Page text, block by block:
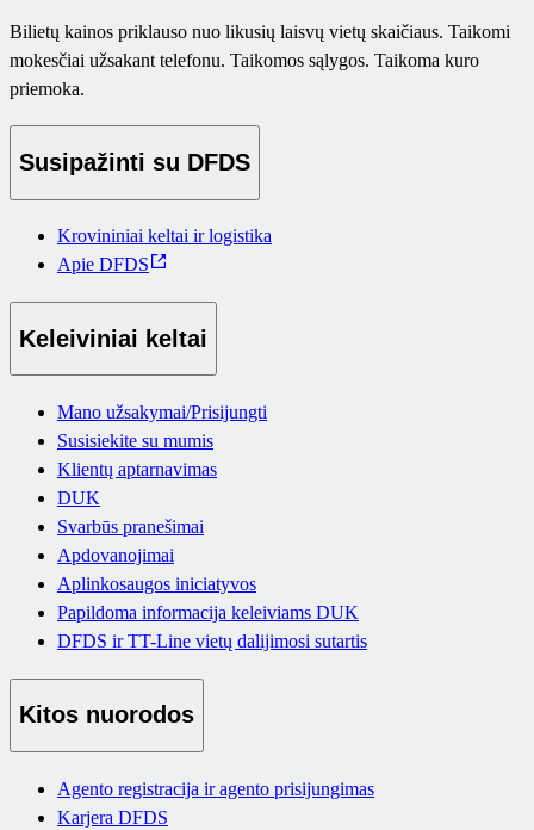
Bilietų kainos priklauso nuo likusių laisvų vietų skaičiaus. Taikomi
mokesčiai užsakant telefonu. Taikomos sąlygos. Taikoma kuro
priemoka.
Susipažinti su DFDS
Krovininiai keltai ir logistika
Apie DFDS
Keleiviniai keltai
Mano užsakymai/Prisijungti
Susisiekite su mumis
Klientų aptarnavimas
DUK
Svarbūs pranešimai
Apdovanojimai
Aplinkosaugos iniciatyvos
Papildoma informacija keleiviams DUK
DFDS ir TT-Line vietų dalijimosi sutartis
Kitos nuorodos
Agento registracija ir agento prisijungimas
Karjera DFDS